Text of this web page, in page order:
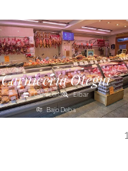
Carnicería Otegui
Carnicería Eibar
Bajo Deba
1